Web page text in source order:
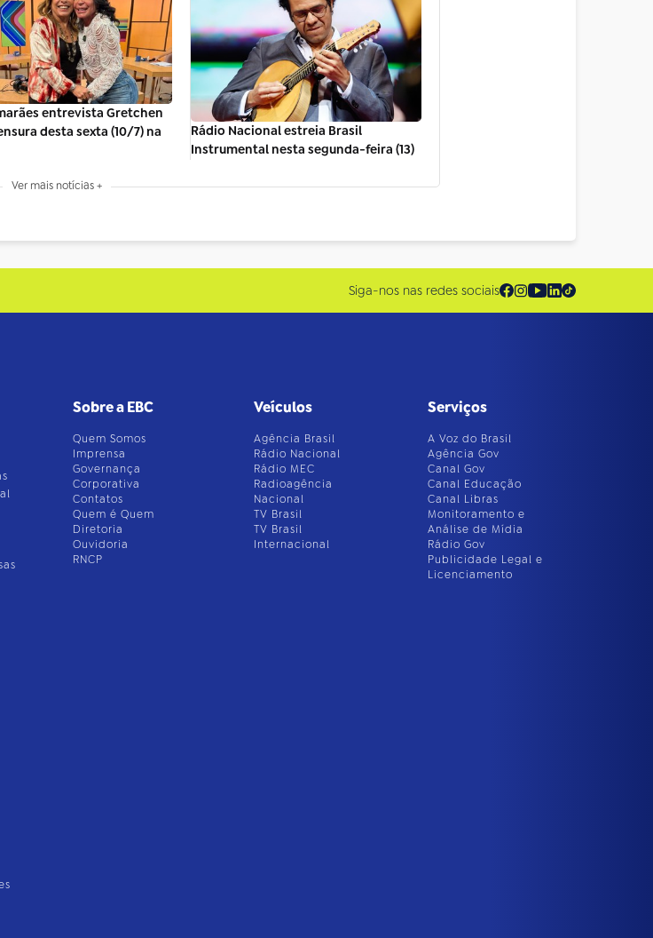
entrevista Gretchen
desta sexta (10/7) na
Rádio Nacional estreia Brasil
Instrumental nesta segunda-feira (13)
Ver mais notícias +
Siga-nos nas redes sociais
Sobre a EBC
Quem Somos
Imprensa
Governança
Corporativa
Contatos
Quem é Quem
Diretoria
Ouvidoria
RNCP
Veículos
Agência Brasil
Rádio Nacional
Rádio MEC
Radioagência
Nacional
TV Brasil
TV Brasil
Internacional
Serviços
A Voz do Brasil
Agência Gov
Canal Gov
Canal Educação
Canal Libras
Monitoramento e
Análise de Mídia
Rádio Gov
Publicidade Legal e
Licenciamento